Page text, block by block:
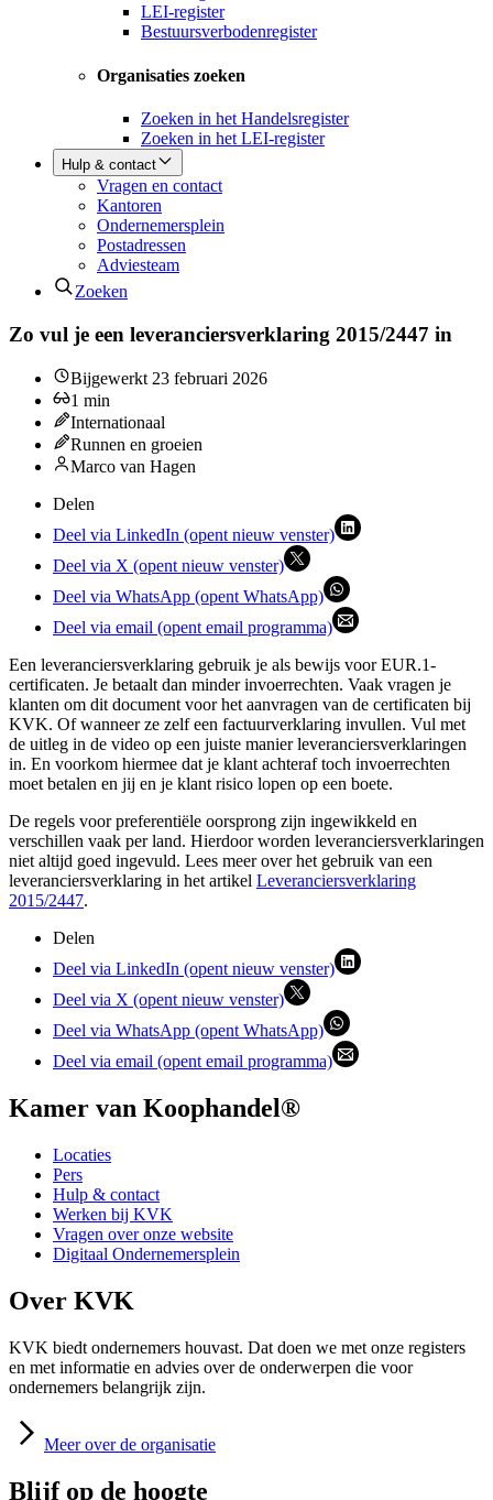
LEI-register
Bestuursverbodenregister
Organisaties zoeken
Zoeken in het Handelsregister
Zoeken in het LEI-register
Hulp & contact
Vragen en contact
Kantoren
Ondernemersplein
Postadressen
Adviesteam
Zoeken
Zo vul je een leveranciersverklaring 2015/2447 in
Bijgewerkt 23 februari 2026
1 min
Internationaal
Runnen en groeien
Marco van Hagen
Delen
Deel via LinkedIn (opent nieuw venster)
Deel via X (opent nieuw venster)
Deel via WhatsApp (opent WhatsApp)
Deel via email (opent email programma)
Een leveranciersverklaring gebruik je als bewijs voor EUR.1-
certificaten. Je betaalt dan minder invoerrechten. Vaak vragen je
klanten om dit document voor het aanvragen van de certificaten bij
KVK. Of wanneer ze zelf een factuurverklaring invullen. Vul met
de uitleg in de video op een juiste manier leveranciersverklaringen
in. En voorkom hiermee dat je klant achteraf toch invoerrechten
moet betalen en jij en je klant risico lopen op een boete.
De regels voor preferentiële oorsprong zijn ingewikkeld en
verschillen vaak per land. Hierdoor worden leveranciersverklaringen
niet altijd goed ingevuld. Lees meer over het gebruik van een
leveranciersverklaring in het artikel Leveranciersverklaring
2015/2447.
Delen
Deel via LinkedIn (opent nieuw venster)
Deel via X (opent nieuw venster)
Deel via WhatsApp (opent WhatsApp)
Deel via email (opent email programma)
Kamer van Koophandel®
Locaties
Pers
Hulp & contact
Werken bij KVK
Vragen over onze website
Digitaal Ondernemersplein
Over KVK
KVK biedt ondernemers houvast. Dat doen we met onze registers
en met informatie en advies over de onderwerpen die voor
ondernemers belangrijk zijn.
Meer over de organisatie
Blijf op de hoogte